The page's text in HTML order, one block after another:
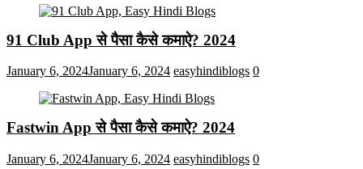
91 Club App से पैसा कैसे कमाऐ? 2024
January 6, 2024January 6, 2024 easyhindiblogs 0
Fastwin App से पैसा कैसे कमाऐ? 2024
January 6, 2024January 6, 2024 easyhindiblogs 0